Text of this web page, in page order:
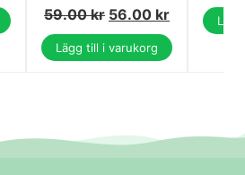
59.00kr 56.00 kr
Lägg till i varukorg